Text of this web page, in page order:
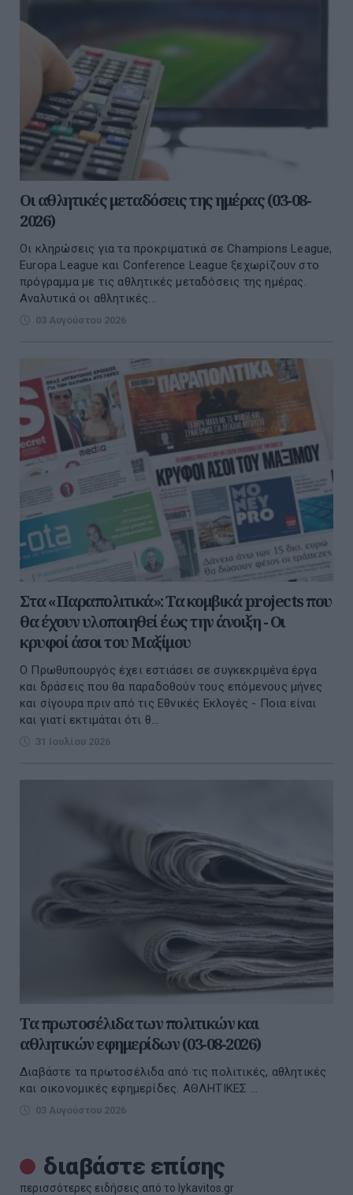
Οι αθλητικές μεταδόσεις της ημέρας (03-08-
2026)
Οι κληρώσεις για τα προκριματικά σε Champions League,
Europa League και Conference League ξεχωρίζουν στο
πρόγραμμα με τις αθλητικές μεταδόσεις της ημέρας.
Αναλυτικά οι αθλητικές...
03 Αυγούστου 2026
Στα «Παραπολιτικά»: Τα κομβικά projects που
θα έχουν υλοποιηθεί έως την άνοιξη - Οι
κρυφοί άσοι του Μαξίμου
Ο Πρωθυπουργός έχει εστιάσει σε συγκεκριμένα έργα
και δράσεις που θα παραδοθούν τους επόµενους µήνες
και σίγουρα πριν από τις Εθνικές Εκλογές - Ποια είναι
και γιατί εκτιµάται ότι θ...
31 Ιουλίου 2026
Τα πρωτοσέλιδα των πολιτικών και
αθλητικών εφημερίδων (03-08-2026)
Διαβάστε τα πρωτοσέλιδα από τις πολιτικές, αθλητικές
και οικονομικές εφημερίδες. ΑΘΛΗΤΙΚΕΣ ...
03 Αυγούστου 2026
διαβάστε επίσης
περισσότερες ειδήσεις από το lykavitos.gr